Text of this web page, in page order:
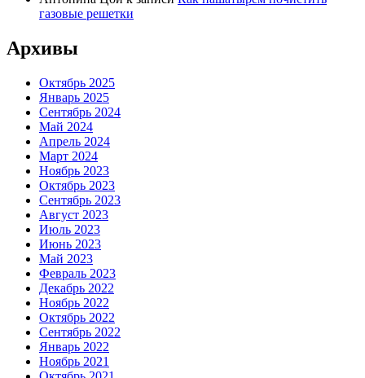
газовые решетки
Архивы
Октябрь 2025
Январь 2025
Сентябрь 2024
Май 2024
Апрель 2024
Март 2024
Ноябрь 2023
Октябрь 2023
Сентябрь 2023
Август 2023
Июль 2023
Июнь 2023
Май 2023
Февраль 2023
Декабрь 2022
Ноябрь 2022
Октябрь 2022
Сентябрь 2022
Январь 2022
Ноябрь 2021